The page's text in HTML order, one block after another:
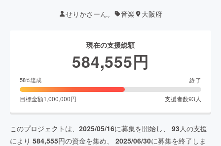
せりかさーん。 音楽 大阪府
現在の支援総額
584,555円
58%達成 終了
目標金額1,000,000円 支援者数93 人
このプロジェクトは、 2025/05/16に募集を開始し、 93 人の支援
により 584,555円の資金を集め、 2025/06/30に募集を終了しま